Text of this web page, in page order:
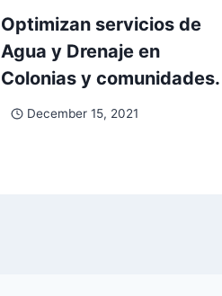
Optimizan servicios de
Agua y Drenaje en
Colonias y comunidades.
December 15, 2021